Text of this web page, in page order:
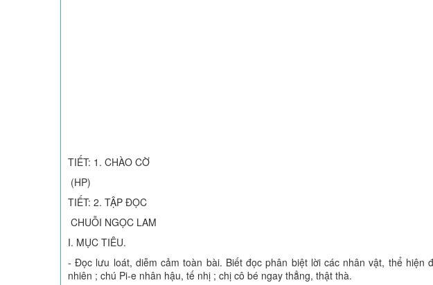
TIẾT: 1. CHÀO CỜ
(HP)
TIẾT: 2. TẬP ĐỌC
CHUỖI NGỌC LAM
I. MỤC TIÊU.
- Đọc lưu loát, diễm cảm toàn bài. Biết đọc phân biệt lời các nhân vật, thể hiện
nhiên ; chú Pi-e nhân hậu, tế nhị ; chị cô bé ngay thẳng, thật thà.